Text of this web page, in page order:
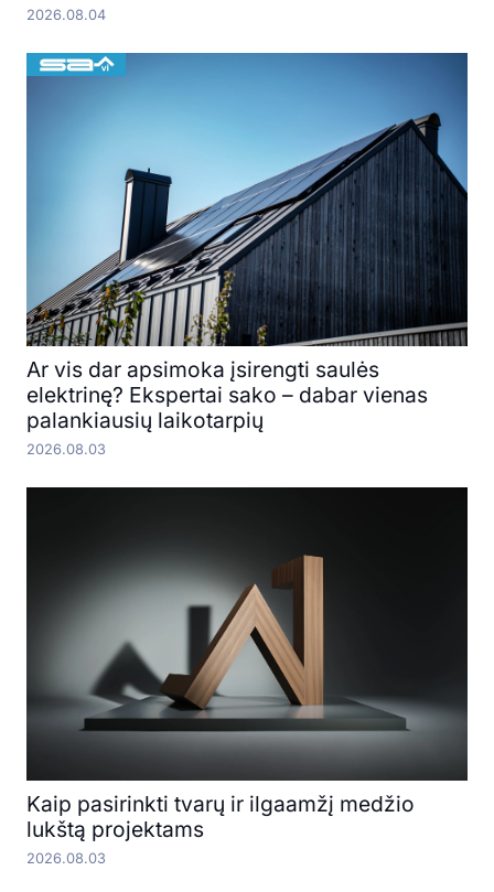
2026.08.04
Ar vis dar apsimoka įsirengti saulės
elektrinę? Ekspertai sako – dabar vienas
palankiausių laikotarpių
2026.08.03
Kaip pasirinkti tvarų ir ilgaamžį medžio
lukštą projektams
2026.08.03